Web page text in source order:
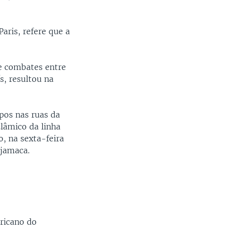
refere que a
combates entre
resultou na
nas ruas da
da linha
na sexta-feira
do